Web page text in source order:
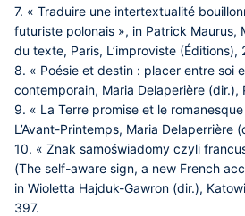
7. « Traduire une intertextualité
futuriste polonais », in Patrick Maurus,
du texte, Paris, L’improviste
8. « Poésie et destin : placer entre soi
contemporain, Maria Delaperière
9. « La Terre promise et le
L’Avant-Printemps, Maria Delaperrière
10. « Znak samoświadomy czyli
(The self-aware sign, a new French
in Wioletta Hajduk-Gawron (dir.),
397.